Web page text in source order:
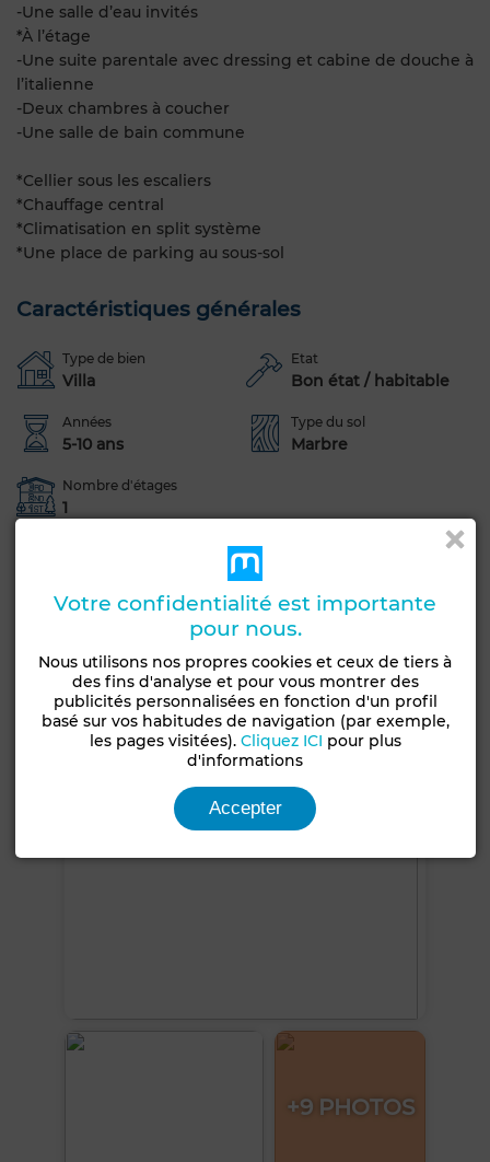
-Une salle d’eau invités
*À l’étage
-Une suite parentale avec dressing et cabine de douche à
l’italienne
-Deux chambres à coucher
-Une salle de bain commune
*Cellier sous les escaliers
*Chauffage central
*Climatisation en split système
*Une place de parking au sous-sol
Caractéristiques générales
Type de bien
Villa
Etat
Bon état / habitable
Années
5-10 ans
Type du sol
Marbre
Nombre d'étages
1
Garage
Chauffage central Sécurité Double vitrage
Voir plus de photos
+9 PHOTOS
Votre confidentialité est importante
pour nous.
Nous utilisons nos propres cookies et ceux de tiers à
des fins d'analyse et pour vous montrer des
publicités personnalisées en fonction d'un profil
basé sur vos habitudes de navigation (par exemple,
les pages visitées). Cliquez ICI pour plus
d'informations
Accepter